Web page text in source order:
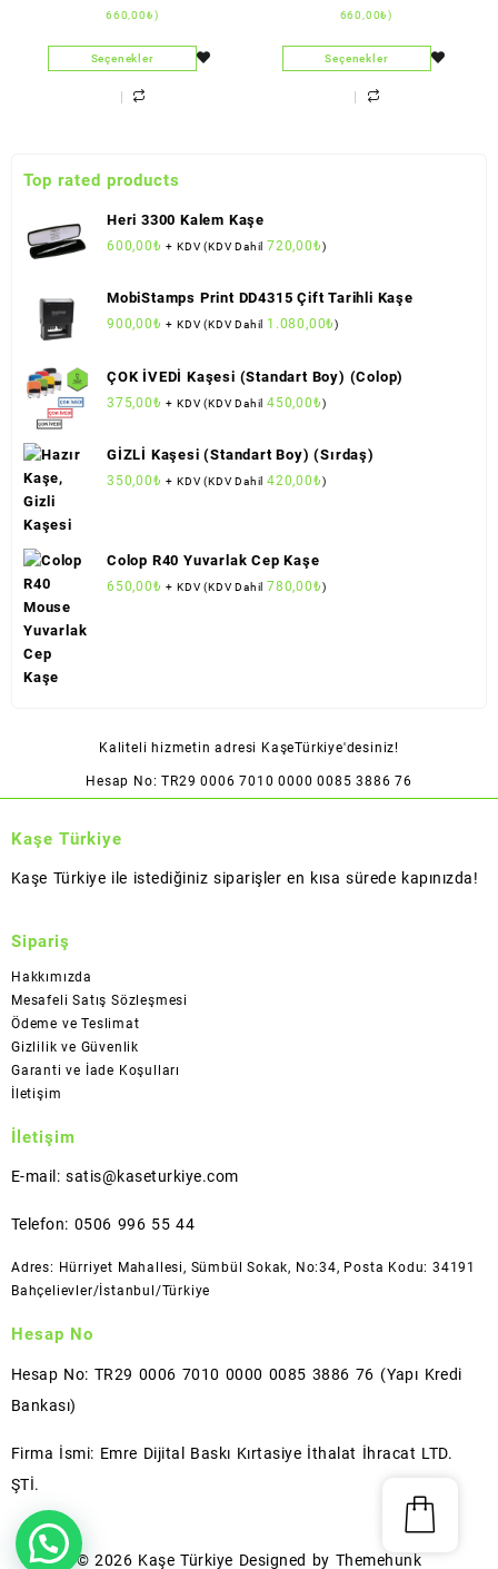
660,00₺)
Seçenekler
660,00₺)
Seçenekler
Top rated products
Heri 3300 Kalem Kaşe
600,00₺ + KDV (KDV Dahil 720,00₺)
MobiStamps Print DD4315 Çift Tarihli Kaşe
900,00₺ + KDV (KDV Dahil 1.080,00₺)
ÇOK İVEDİ Kaşesi (Standart Boy) (Colop)
375,00₺ + KDV (KDV Dahil450,00₺)
GİZLİ Kaşesi (Standart Boy) (Sırdaş)
350,00₺ + KDV (KDV Dahil420,00₺)
Colop R40 Yuvarlak Cep Kaşe
650,00₺ + KDV (KDV Dahil 780,00₺)
Kaliteli hizmetin adresi KaşeTürkiye'desiniz!
Hesap No: TR29 0006 7010 0000 0085 3886 76
Kaşe Türkiye
Kaşe Türkiye ile istediğiniz siparişler en kısa sürede kapınızda!
Sipariş
Hakkımızda
Mesafeli Satış Sözleşmesi
Ödeme ve Teslimat
Gizlilik ve Güvenlik
Garanti ve İade Koşulları
İletişim
İletişim
E-mail: satis@kaseturkiye.com
Telefon: 0506 996 55 44
Adres: Hürriyet Mahallesi, Sümbül Sokak, No:34, Posta Kodu: 34191
Bahçelievler/İstanbul/Türkiye
Hesap No
Hesap No: TR29 0006 7010 0000 0085 3886 76 (Yapı Kredi
Bankası)
Firma İsmi: Emre Dijital Baskı Kırtasiye İthalat İhracat LTD.
ŞTİ.
© 2026 Kaşe Türkiye Designed by Themehunk